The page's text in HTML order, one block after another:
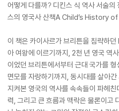
어떻게 다를까? 디킨스 식 역사 서술의
스의 영국사 산책A Child’s History of
이 책은 카이사르가 브리튼을 침략하
아 여왕에 이르기까지, 2천 년 영국 역
이었던 브리튼에서부터 근대 국가를
면모를 자랑하기까지, 동시대를 살아
지켜본 영국의 역사를 속속들이 파헤
력, 그리고 큰 흐름과 맥락은 물론이고